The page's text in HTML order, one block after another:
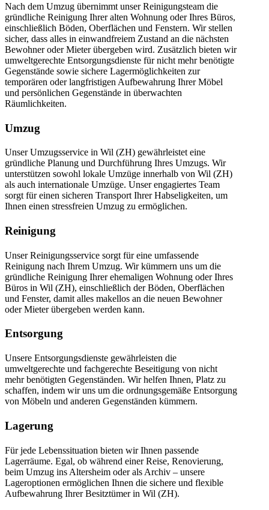
Nach dem Umzug übernimmt unser Reinigungsteam die
gründliche Reinigung Ihrer alten Wohnung oder Ihres Büros,
einschließlich Böden, Oberflächen und Fenstern. Wir stellen
sicher, dass alles in einwandfreiem Zustand an die nächsten
Bewohner oder Mieter übergeben wird. Zusätzlich bieten wir
umweltgerechte Entsorgungsdienste für nicht mehr benötigte
Gegenstände sowie sichere Lagermöglichkeiten zur
temporären oder langfristigen Aufbewahrung Ihrer Möbel
und persönlichen Gegenstände in überwachten
Räumlichkeiten.
Umzug
Unser Umzugsservice in Wil (ZH) gewährleistet eine
gründliche Planung und Durchführung Ihres Umzugs. Wir
unterstützen sowohl lokale Umzüge innerhalb von Wil (ZH)
als auch internationale Umzüge. Unser engagiertes Team
sorgt für einen sicheren Transport Ihrer Habseligkeiten, um
Ihnen einen stressfreien Umzug zu ermöglichen.
Reinigung
Unser Reinigungsservice sorgt für eine umfassende
Reinigung nach Ihrem Umzug. Wir kümmern uns um die
gründliche Reinigung Ihrer ehemaligen Wohnung oder Ihres
Büros in Wil (ZH), einschließlich der Böden, Oberflächen
und Fenster, damit alles makellos an die neuen Bewohner
oder Mieter übergeben werden kann.
Entsorgung
Unsere Entsorgungsdienste gewährleisten die
umweltgerechte und fachgerechte Beseitigung von nicht
mehr benötigten Gegenständen. Wir helfen Ihnen, Platz zu
schaffen, indem wir uns um die ordnungsgemäße Entsorgung
von Möbeln und anderen Gegenständen kümmern.
Lagerung
Für jede Lebenssituation bieten wir Ihnen passende
Lagerräume. Egal, ob während einer Reise, Renovierung,
beim Umzug ins Altersheim oder als Archiv – unsere
Lageroptionen ermöglichen Ihnen die sichere und flexible
Aufbewahrung Ihrer Besitztümer in Wil (ZH).